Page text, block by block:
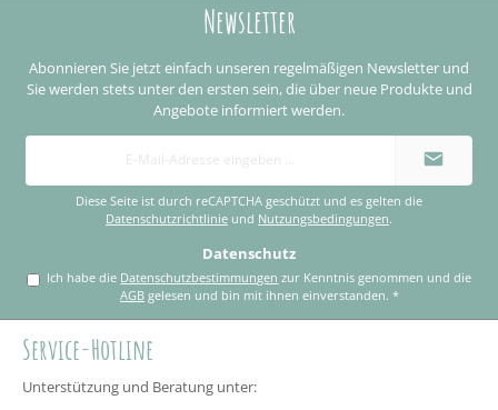
Newsletter
Abonnieren Sie jetzt einfach unseren regelmäßigen Newsletter und
Sie werden stets unter den ersten sein, die über neue Produkte und
Angebote informiert werden.
E-
Adresse
Diese Seite ist durch reCAPTCHA geschützt und es gelten die
Datenschutzrichtlinie und Nutzungsbedingungen.
Datenschutz
Ich habe die Datenschutzbestimmungen
AGB gelesen und bin mit ihnen einverstanden.*
Service-Hotline
Unterstützung und Beratung unter: